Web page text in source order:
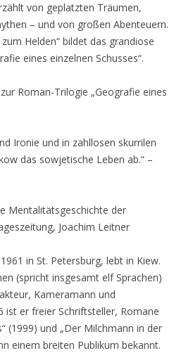
von geplatzten Träumen,
– und von großen Abenteuern.
Helden“ bildet das grandiose
eines einzelnen Schusses“.
Roman-Trilogie „Geografie eines
Ironie und in zahllosen skurrilen
das sowjetische Leben ab.“ –
Mentalitätsgeschichte der
Joachim Leitner
in St. Petersburg, lebt in Kiew.
(spricht insgesamt elf Sprachen)
Kameramann und
ist er freier Schriftsteller, Romane
(1999) und „Der Milchmann in der
einem breiten Publikum bekannt.